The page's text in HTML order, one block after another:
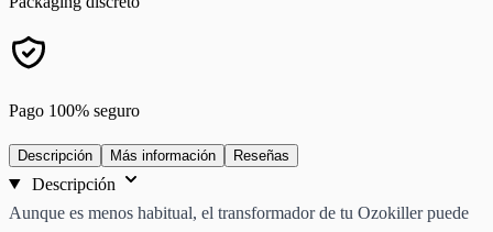
Pago 100% seguro
Descripción Más información Reseñas
Descripción
Aunque es menos habitual, el transformador de tu Ozokiller puede